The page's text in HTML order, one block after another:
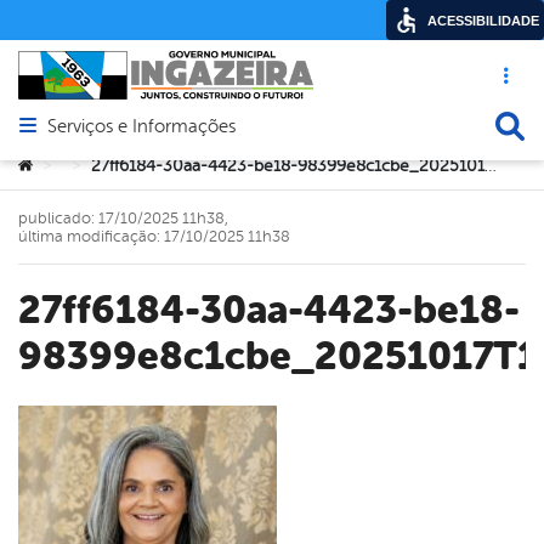
Acesso
Abrir menu principal de navegação
Serviços e Informações
Você está aqui:
> > 27ff6184-30aa-4423-be18-98399e8c1cbe_20251017T142344
27ff6184-30aa-4423-be18-
publicado: 17/10/2025 11h38,
última modificação: 17/10/2025 11h38
ACESSIBILIDADE